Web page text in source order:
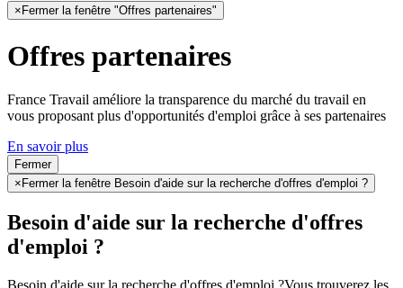
× Fermer la fenêtre "Offres partenaires"
Offres partenaires
France Travail améliore la transparence du marché du travail en
vous proposant plus d'opportunités d'emploi grâce à ses partenaires
En savoir plus
Fermer
× Fermer la fenêtre Besoin d'aide sur la recherche d'offres d'emploi ?
Besoin d'aide sur la recherche d'offres
d'emploi ?
Besoin d'aide sur la recherche d'offres d'emploi ?Vous trouverez les